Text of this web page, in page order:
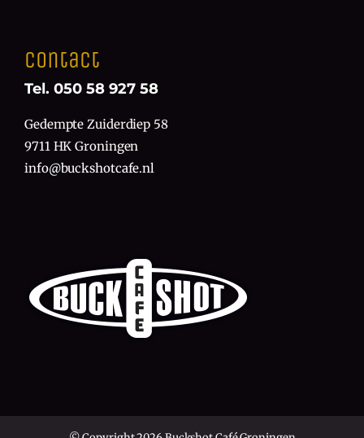
Contact
Tel. 050 58 927 58
Gedempte Zuiderdiep 58
9711 HK Groningen
info@buckshotcafe.nl